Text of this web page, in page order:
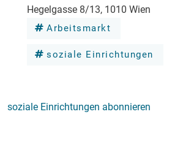
Hegelgasse 8/13, 1010 Wien
Arbeitsmarkt
soziale Einrichtungen
soziale Einrichtungen abonnieren